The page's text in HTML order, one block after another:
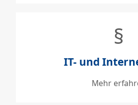
§
IT- und
Mehr